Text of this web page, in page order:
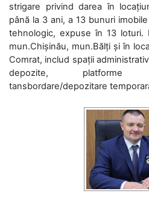
strigare privind darea în
până la 3 ani, a 13 bunuri
tehnologic, expuse în 13 loturi.
mun.Chișinău, mun.Bălți și în
Comrat, includ spații
depozite,
tansbordare/depozitare